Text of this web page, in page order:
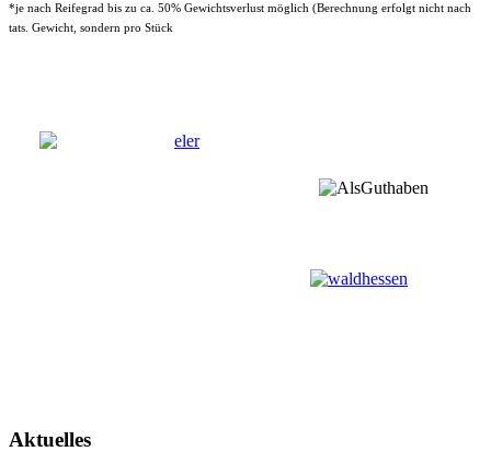
*je nach Reifegrad bis zu ca. 50% Gewichtsverlust möglich (Berechnung erfolgt nicht nach
tats. Gewicht, sondern pro Stück
Aktuelles